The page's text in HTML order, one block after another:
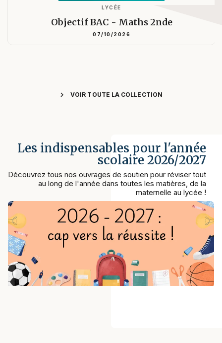
LYCÉE
Objectif BAC - Maths 2nde
07/10/2026
chevron_right VOIR TOUTE LA COLLECTION
Les indispensables pour l'année
scolaire 2026/2027
Découvrez tous nos ouvrages de soutien pour réviser tout
au long de l'année dans toutes les matières, de la
maternelle au lycée !